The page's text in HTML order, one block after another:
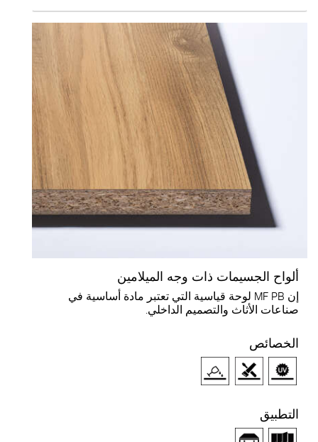
الجسيمات ذات وجه الميلامين
إن MF PB لوحة قياسية التي تعتبر مادة أساسية في
الأثاث والتصميم الداخلي.